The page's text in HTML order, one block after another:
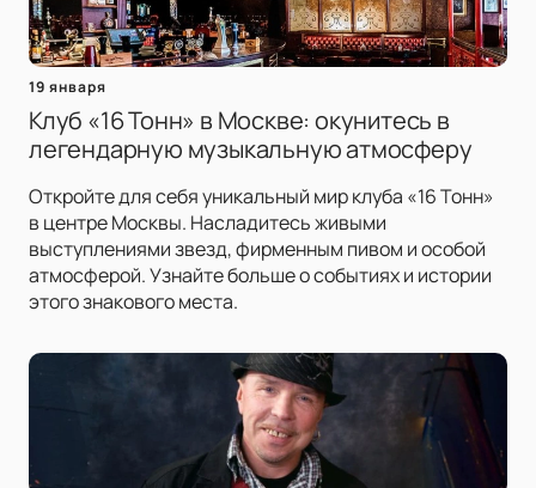
19 января
Клуб «16 Тонн» в Москве: окунитесь в
легендарную музыкальную атмосферу
Откройте для себя уникальный мир клуба «16 Тонн»
в центре Москвы. Насладитесь живыми
выступлениями звезд, фирменным пивом и особой
атмосферой. Узнайте больше о событиях и истории
этого знакового места.